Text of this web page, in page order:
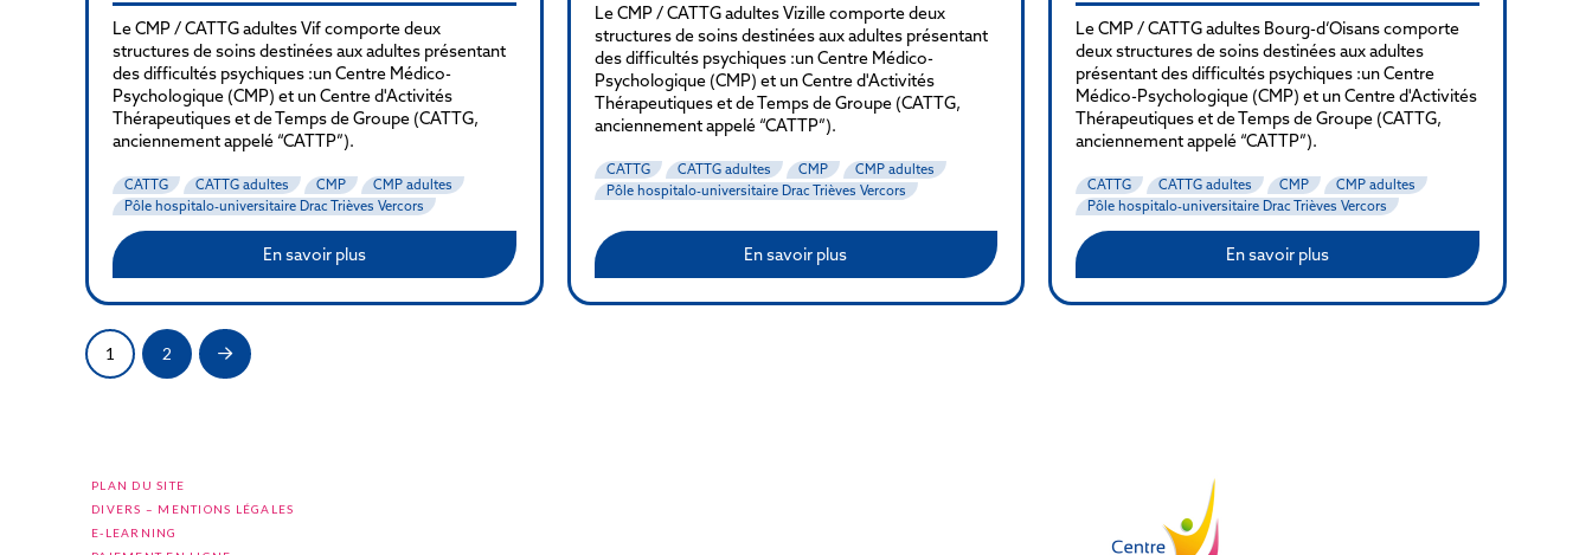
Le CMP / CATTG adultes Vif comporte deux
structures de soins destinées aux adultes présentant
des difficultés psychiques :un Centre Médico-
Psychologique (CMP) et un Centre d'Activités
Thérapeutiques et de Temps de Groupe (CATTG,
anciennement appelé “CATTP”).
CATTG CATTG adultes CMP
CMP adultes
Pôle hospitalo-universitaire Drac Trièves Vercors
En savoir plus
Le CMP / CATTG adultes Vizille comporte deux
structures de soins destinées aux adultes présentant
des difficultés psychiques :un Centre Médico-
Psychologique (CMP) et un Centre d'Activités
Thérapeutiques et de Temps de Groupe (CATTG,
anciennement appelé “CATTP”).
CATTG CATTG adultes CMP
CMP adultes
Pôle hospitalo-universitaire Drac Trièves Vercors
En savoir plus
Le CMP / CATTG adultes Bourg-d’Oisans comporte
deux structures de soins destinées aux adultes
présentant des difficultés psychiques :un Centre
Médico-Psychologique (CMP) et un Centre d'Activités
Thérapeutiques et de Temps de Groupe (CATTG,
anciennement appelé “CATTP”).
CATTG CATTG adultes CMP
CMP adultes
Pôle hospitalo-universitaire Drac Trièves Vercors
En savoir plus
1 2 Next
PLAN DU SITE
DIVERS – MENTIONS LÉGALES
E-LEARNING